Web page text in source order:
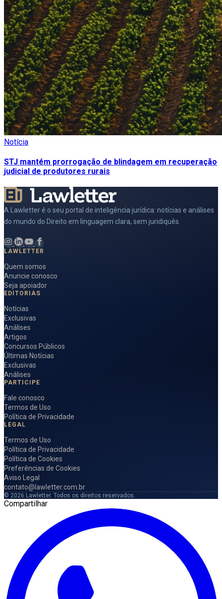
Notícia
STJ mantém prorrogação de blindagem em recuperação
judicial de produtores rurais
A Lawletter é o seu portal de inteligência jurídica: notícias e análises
do mundo do Direito em linguagem clara, sem juridiquês.
LAWLETTER
Quem somos
Anuncie conosco
Seja apoiador
EDITORIAS
Notícias
Exclusivas
Análises
Artigos
Concursos Públicos
Últimas Notícias
Exclusivas
Análises
PARTICIPE
Fale conosco
Termos de Uso
Política de Privacidade
LEGAL
Termos de Uso
Política de Privacidade
Política de Cookies
Preferências de Cookies
Aviso Legal
contato@lawletter.com.br
© 2026 Lawletter. Todos os direitos reservados.
Compartilhar